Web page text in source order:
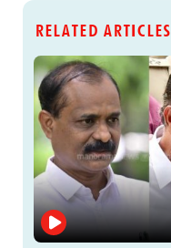
RELATED ARTICLES